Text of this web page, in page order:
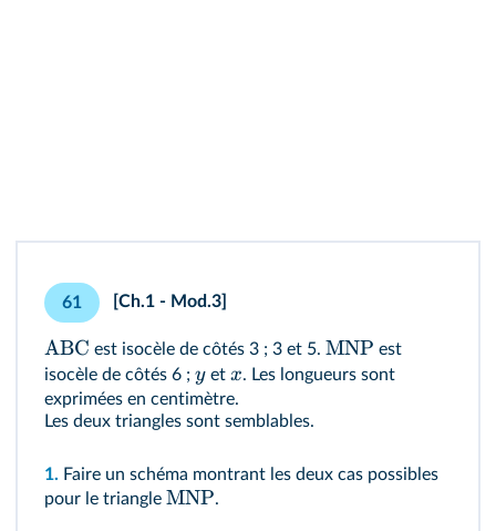
61 [Ch.1 - Mod.3]
ABC est isocèle de côtés 3 ; 3 et 5. MNP est
isocèle de côtés 6 ; yet x. Les longueurs sont
exprimées en centimètre.
Les deux triangles sont semblables.
1. Faire un schéma montrant les deux cas possibles
pour le triangle MNP.